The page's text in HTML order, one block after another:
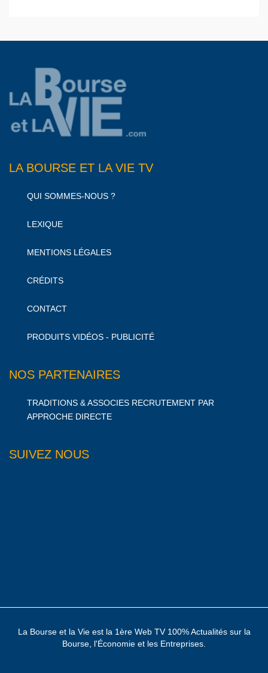
LA BOURSE ET LA VIE TV
QUI SOMMES-NOUS ?
LEXIQUE
MENTIONS LÉGALES
CRÉDITS
CONTACT
PRODUITS VIDÉOS - PUBLICITÉ
NOS PARTENAIRES
TRADITIONS & ASSOCIES RECRUTEMENT PAR
APPROCHE DIRECTE
SUIVEZ NOUS
La Bourse et la Vie est la 1ère Web TV 100% Actualités sur la
Bourse, l'Économie et les Entreprises.